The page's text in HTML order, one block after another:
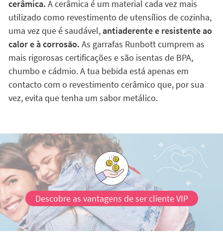
cerâmica. A cerâmica é um material cada vez mais
utilizado como revestimento de utensílios de cozinha,
uma vez que é saudável,antiaderente e resistente ao
calor e à corrosão. As garrafas Runbott cumprem as
mais rigorosas certificações e são isentas de BPA,
chumbo e cádmio. A tua bebida está apenas em
contacto com o revestimento cerâmico que, por sua
vez, evita que tenha um sabor metálico.
Descobre as vantagens de ser cliente VIP